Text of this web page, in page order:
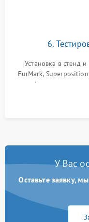
6.
Установка в стенд
FurMark,
графического чипа
артефактов
У Вас
Оставьте заявку,